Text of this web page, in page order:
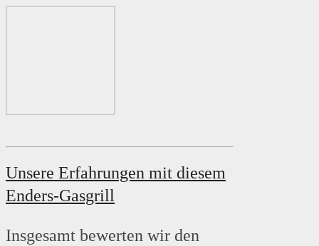
Unsere Erfahrungen mit diesem
Enders-Gasgrill
Insgesamt bewerten wir den